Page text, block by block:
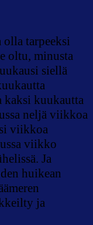
tarpeeksi
oltu, minusta
siellä
kuukautta
neljä viikkoa
viikkoa
viikko
Ja
huikean
ja